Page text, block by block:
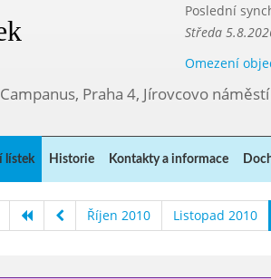
Poslední
Středa
Omezení
Praha 4, Jírovcovo
lístek Historie Kontakty a informace
Říjen 2010 Listopad 2010